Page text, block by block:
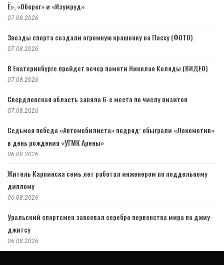
Ё», «Оберег» и «Изумруд»
07.08.2026
Звезды спорта создали огромную крашенку на Пасху (ФОТО)
07.08.2026
В Екатеринбурге пройдет вечер памяти Николая Коляды (ВИДЕО)
07.08.2026
Свердловская область заняла 6-е место по числу визитов
07.08.2026
Седьмая победа «Автомобилиста» подряд: обыграли «Локомотив»
в день рождения «УГМК Арены»
06.08.2026
Житель Карпинска семь лет работал инженером по поддельному
диплому
06.08.2026
Уральский спортсмен завоевал серебро первенства мира по джиу-
джитсу
06.08.2026